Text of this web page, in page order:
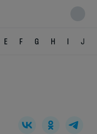
E F G H I J